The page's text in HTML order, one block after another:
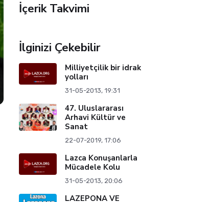
İçerik Takvimi
İlginizi Çekebilir
Milliyetçilik bir idrak
yolları
31-05-2013, 19:31
47. Uluslararası
Arhavi Kültür ve
Sanat
22-07-2019, 17:06
Lazca Konuşanlarla
Mücadele Kolu
31-05-2013, 20:06
LAZEPONA VE